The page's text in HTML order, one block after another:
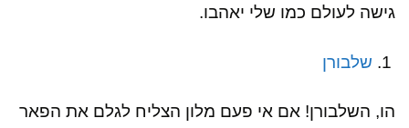
גישה לעולם כמו שלי יאהבו.
שלבורן
הו, השלבורן! אם אי פעם מלון הצליח לגלם את הפאר